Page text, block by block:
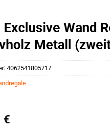
Wand
Metall
€
4062541805717